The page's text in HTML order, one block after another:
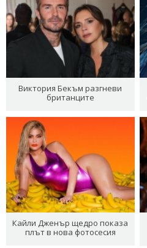
Виктория Бекъм разгневи
британците
Кайли Дженър щедро показа
плът в нова фотосесия